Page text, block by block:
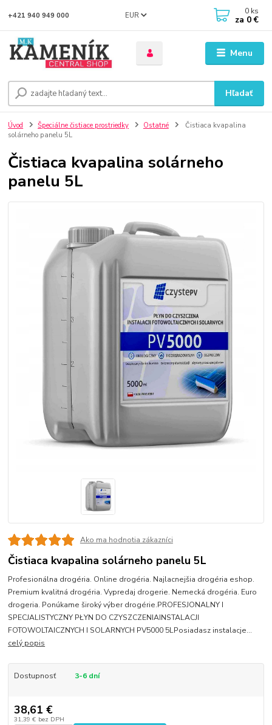
Menu
EUR
Hľadať
+421 940 949 000 0 ks
za 0 €
Úvod Špeciálne čistiace prostriedky Ostatné
Čistiaca kvapalina
solárneho panelu 5L
Čistiaca kvapalina solárneho
panelu 5L
Ako ma hodnotia zákazníci
Čistiaca kvapalina solárneho panelu 5L
Profesionálna drogéria. Online drogéria. Najlacnejšia drogéria eshop.
Premium kvalitná drogéria. Vypredaj drogerie. Nemecká drogéria. Euro
drogeria. Ponúkame široký výber drogérie.PROFESJONALNY I
SPECJALISTYCZNY PŁYN DO CZYSZCZENIAINSTALACJI
FOTOWOLTAICZNYCH I SOLARNYCH PV5000 5LPosiadasz instalacje...
celý popis
Dostupnosť 3-6 dní
38,61 €
31,39 € bez DPH